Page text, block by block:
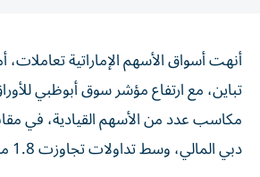
أنهت أسواق الأسهم الإماراتية
تباين، مع ارتفاع مؤشر سوق أبوظبي
مكاسب عدد من الأسهم القيادية، في
دبي المالي، وسط تداولات تجاوزت 1.8 مليار درهم.